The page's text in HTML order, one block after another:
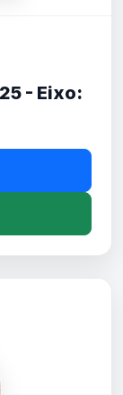
- Eixo: